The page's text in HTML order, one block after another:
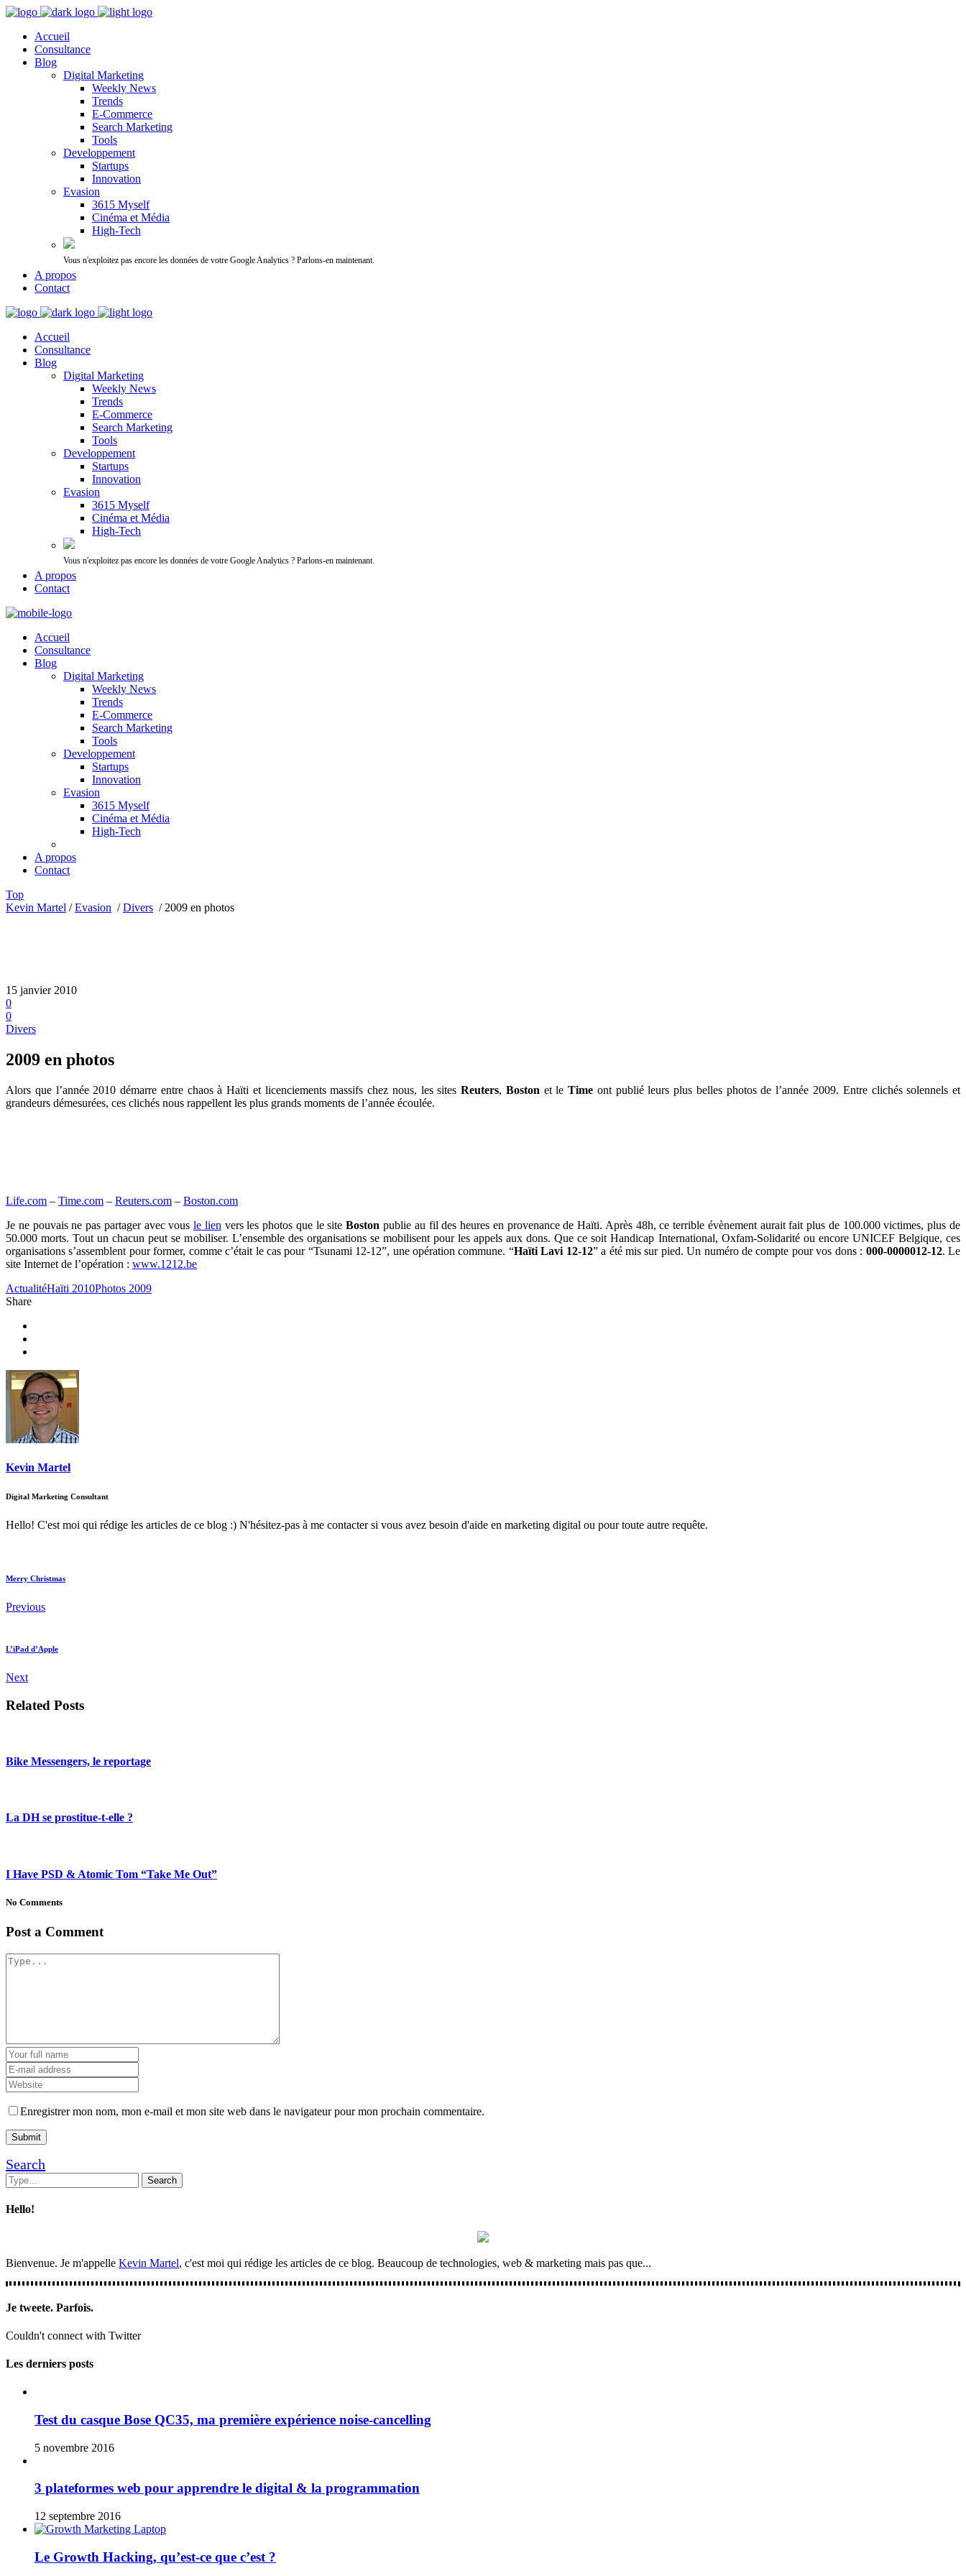
Accueil
Consultance
Blog
Digital Marketing
Weekly News
Trends
E-Commerce
Search Marketing
Tools
Developpement
Startups
Innovation
Evasion
3615 Myself
Cinéma et Média
High-Tech
Vous n'exploitez pas encore les données de votre Google Analytics ? Parlons-en maintenant.
A propos
Contact
Accueil
Consultance
Blog
Digital Marketing
Weekly News
Trends
E-Commerce
Search Marketing
Tools
Developpement
Startups
Innovation
Evasion
3615 Myself
Cinéma et Média
High-Tech
Vous n'exploitez pas encore les données de votre Google Analytics ? Parlons-en maintenant.
A propos
Contact
Accueil
Consultance
Blog
Digital Marketing
Weekly News
Trends
E-Commerce
Search Marketing
Tools
Developpement
Startups
Innovation
Evasion
3615 Myself
Cinéma et Média
High-Tech
A propos
Contact
Top
Kevin Martel /Evasion /Divers / 2009 en photos
15 janvier 2010
0
0
Divers
2009 en photos
Alors que l’année 2010 démarre entre chaos à Haïti et licenciements massifs chez nous, les sitesReuters, Boston et leTime ont publié leurs plus belles photos de l’année 2009. Entre clichés solennels et
grandeurs démesurées, ces clichés nous rappellent les plus grands moments de l’année écoulée.
Life.com – Time.com – Reuters.com – Boston.com
Je ne pouvais ne pas partager avec vousle lien vers les photos que le siteBoston publie au fil des heures en provenance de Haïti. Après 48h, ce terrible évènement aurait fait plus de 100.000 victimes, plus de
50.000 morts. Tout un chacun peut se mobiliser. L’ensemble des organisations se mobilisent pour les appels aux dons. Que ce soit Handicap International, Oxfam-Solidarité ou encore UNICEF Belgique, ces
organisations s’assemblent pour former, comme c’était le cas pour “Tsunami 12-12”, une opération commune. “Haïti Lavi 12-12” a été mis sur pied. Un numéro de compte pour vos dons : 000-0000012-12. Le
site Internet de l’opération : www.1212.be
ActualitéHaïti 2010Photos 2009
Share
Kevin Martel
Digital Marketing Consultant
Hello! C'est moi qui rédige les articles de ce blog :) N'hésitez-pas à me contacter si vous avez besoin d'aide en marketing digital ou pour toute autre requête.
Merry Christmas
Previous
L’iPad d’Apple
Next
Related Posts
Bike Messengers, le reportage
La DH se prostitue-t-elle ?
I Have PSD & Atomic Tom “Take Me Out”
No Comments
Post a Comment
Enregistrer mon nom, mon e-mail et mon site web dans le navigateur pour mon prochain commentaire.
Search
Hello!
Bienvenue. Je m'appelle Kevin Martel, c'est moi qui rédige les articles de ce blog. Beaucoup de technologies, web & marketing mais pas que...
Je tweete. Parfois.
Couldn't connect with Twitter
Les derniers posts
Test du casque Bose QC35, ma première expérience noise-cancelling
5 novembre 2016
3 plateformes web pour apprendre le digital & la programmation
12 septembre 2016
Le Growth Hacking, qu’est-ce que c’est ?